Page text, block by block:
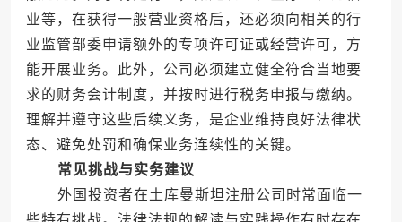
业等，在获得一般营业资格后，还必须向相关的行
业监管部委申请额外的专项许可证或经营许可，方
能开展业务。此外，公司必须建立健全符合当地要
求的财务会计制度，并按时进行税务申报与缴纳。
理解并遵守这些后续义务，是企业维持良好法律状
态、避免处罚和确保业务连续性的关键。
常见挑战与实务建议
外国投资者在土库曼斯坦注册公司时常面临一